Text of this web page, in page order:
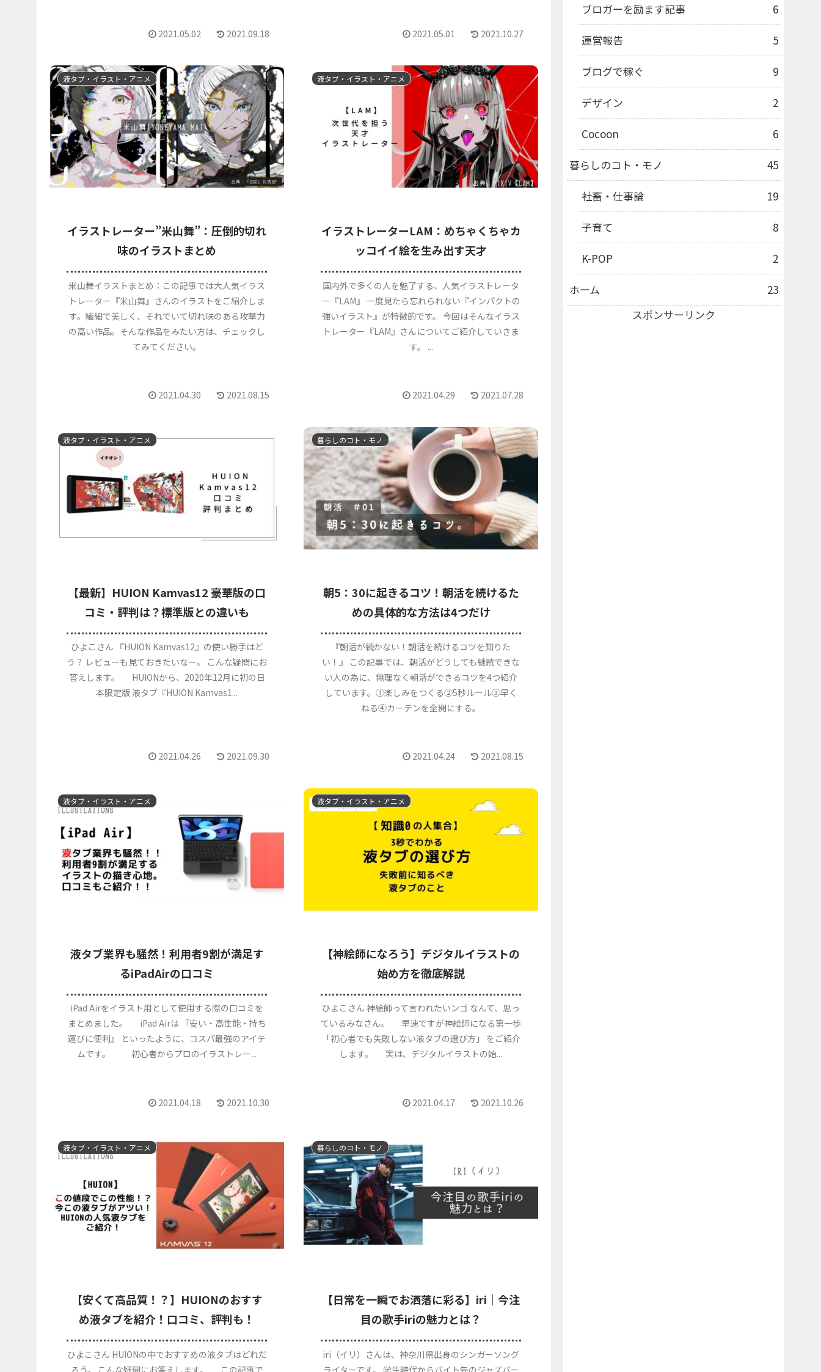
2021.05.02 2021.09.18 2021.05.01 2021.10.27
液タブ・イラスト・アニメ
イラストレーター”米山舞”：圧倒的切れ
味のイラストまとめ
米山舞イラストまとめ：この記事では大人気イラス
トレーター『米山舞』さんのイラストをご紹介しま
す。繊細で美しく、それでいて切れ味のある攻撃力
の高い作品。そんな作品をみたい方は、チェックし
てみてください。
2021.04.30 2021.08.15
液タブ・イラスト・アニメ
イラストレーターLAM：めちゃくちゃカ
ッコイイ絵を生み出す天才
国内外で多くの人を魅了する、人気イラストレータ
ー『LAM』 一度見たら忘れられない『インパクトの
強いイラスト』が特徴的です。 今回はそんなイラス
トレーター『LAM』さんについてご紹介していきま
す。 ...
2021.04.29 2021.07.28
液タブ・イラスト・アニメ
【最新】HUION Kamvas12 豪華版の口
コミ・評判は？標準版との違いも
ひよこさん 『HUION Kamvas12』の使い勝手はど
う？ レビューも見ておきたいなー。 こんな疑問にお
答えします。 HUIONから、2020年12月に初の日
本限定版 液タブ『HUION Kamvas1...
2021.04.26 2021.09.30
暮らしのコト・モノ
朝5：30に起きるコツ！朝活を続けるた
めの具体的な方法は4つだけ
『朝活が続かない！朝活を続けるコツを知りた
い！』 この記事では、朝活がどうしても継続できな
い人の為に、無理なく朝活ができるコツを4つ紹介
しています。①楽しみをつくる②5秒ルール③早く
ねる④カーテンを全開にする。
2021.04.24 2021.08.15
液タブ・イラスト・アニメ
液タブ業界も騒然！利用者9割が満足す
るiPadAirの口コミ
iPad Airをイラスト用として使用する際の口コミを
まとめました。 iPad Airは 『安い・高性能・持ち
運びに便利』 といったように、コスパ最強のアイテ
ムです。 初心者からプロのイラストレー...
2021.04.18 2021.10.30
液タブ・イラスト・アニメ
【神絵師になろう】デジタルイラストの
始め方を徹底解説
ひよこさん 神絵師って言われたいンゴ なんて、思っ
ているみなさん。 早速ですが神絵師になる第一歩
「初心者でも失敗しない液タブの選び方」 をご紹介
します。 実は、デジタルイラストの始...
2021.04.17 2021.10.26
液タブ・イラスト・アニメ
【安くて高品質！？】HUIONのおすす
め液タブを紹介！口コミ、評判も！
ひよこさん HUIONの中でおすすめの液タブはどれだ
ろう。 こんな疑問にお答えします。 この記事で
暮らしのコト・モノ
【日常を一瞬でお洒落に彩る】iri｜今注
目の歌手iriの魅力とは？
iri（イリ）さんは、神奈川県出身のシンガーソング
ライターです。 学生時代からバイト先のジャズバー
ブロガーを励ます記事 6
運営報告 5
ブログで稼ぐ 9
デザイン 2
Cocoon 6
暮らしのコト・モノ 45
社畜・仕事論 19
子育て 8
K-POP 2
ホーム
23
スポンサーリンク